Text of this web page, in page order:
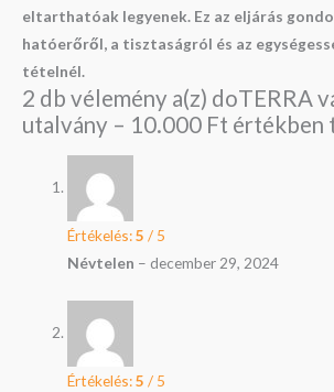
eltarthatóak legyenek. Ez az eljárás
hatóerőről, a tisztaságról és az
tételnél.
2 db vélemény a(z) doTERRA
utalvány – 10.000 Ft értékben
Értékelés:5 / 5
Névtelen – december 29, 2024
Értékelés:5 / 5